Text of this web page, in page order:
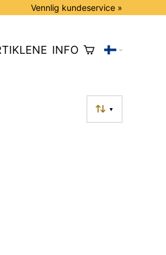
Vennlig kundeservice »
INFO
▼